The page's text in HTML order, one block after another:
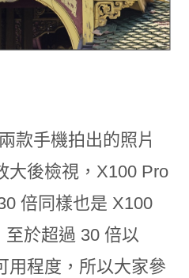
款手機拍出的照片
大後檢視，X100 Pro
倍同樣也是 X100
於超過 30 倍以
用程度，所以大家參